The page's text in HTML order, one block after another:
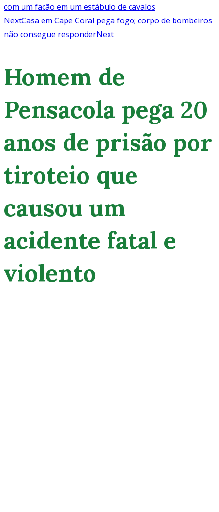
com um facão em um estábulo de cavalos
NextCasa em Cape Coral pega fogo; corpo de bombeiros
não consegue responderNext
Homem de
Pensacola pega 20
anos de prisão por
tiroteio que
causou um
acidente fatal e
violento